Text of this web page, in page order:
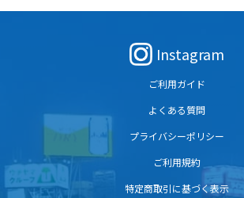
Instagram
ご利用ガイド
よくある質問
プライバシーポリシー
ご利用規約
特定商取引に基づく表示